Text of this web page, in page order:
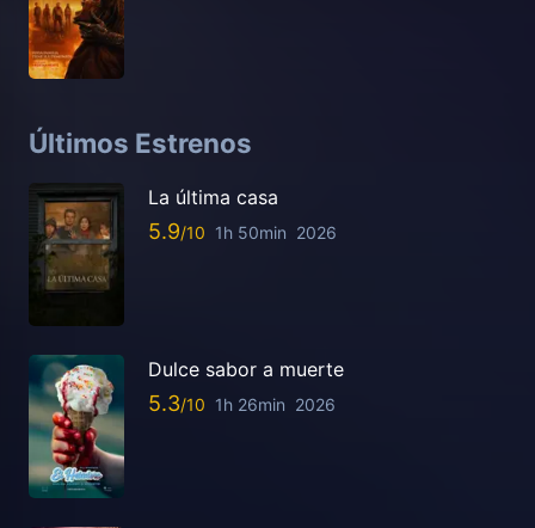
Últimos Estrenos
La última casa
5.9 1h 50min 2026
Dulce sabor a muerte
5.3 1h 26min 2026